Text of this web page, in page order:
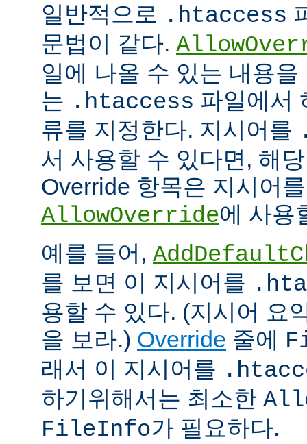
일반적으로 .htaccess
문법이 같다.
일에 나올 수 있는 내용
는 .htaccess 파일에서
류를 지정한다. 지시어를
서 사용할 수 있다면, 해
Override 항목은 지시어
AllowOverride에 사용
예를 들어,
를 보면 이 지시어를
용할 수 있다. (지시어 요
을 보라.) Override 줄에
래서 이 지시어를
하기위해서는 최소한
FileInfo가 필요하다.